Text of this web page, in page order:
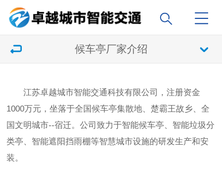
候车亭厂家介绍
江苏卓越城市智能交通科技有限公司，注册资金
1000万元，坐落于全国候车亭集散地、楚霸王故乡、全
国文明城市--宿迁。公司致力于智能候车亭、智能垃圾分
类亭、智能遮阳挡雨棚等智慧城市设施的研发生产和安
装。